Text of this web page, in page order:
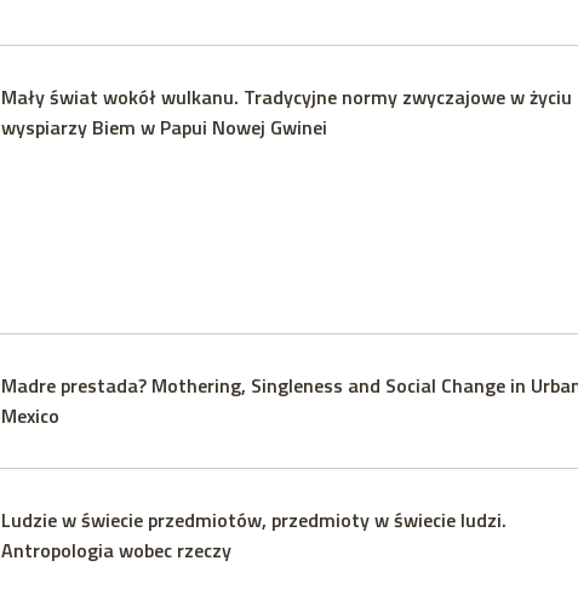
Mały świat wokół wulkanu. Tradycyjne normy zwyczajowe w życiu
wyspiarzy Biem w Papui Nowej Gwinei
Madre prestada? Mothering, Singleness and Social Change in
Mexico
Ludzie w świecie przedmiotów, przedmioty w świecie ludzi.
Antropologia wobec rzeczy